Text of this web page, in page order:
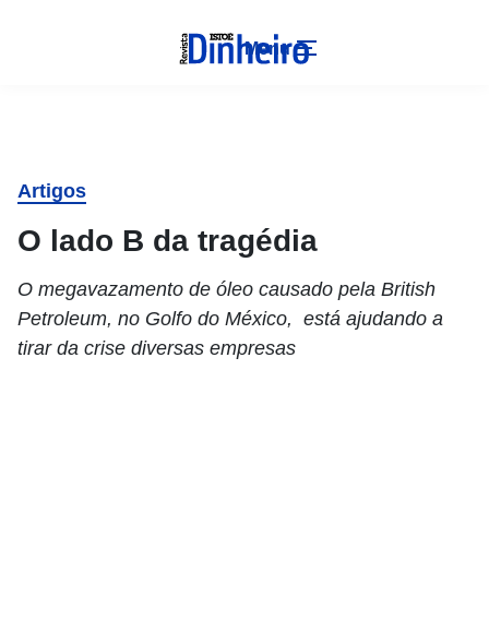
Menu
Artigos
O lado B da tragédia
O megavazamento de óleo causado pela British
Petroleum, no Golfo do México, está ajudando a
tirar da crise diversas empresas